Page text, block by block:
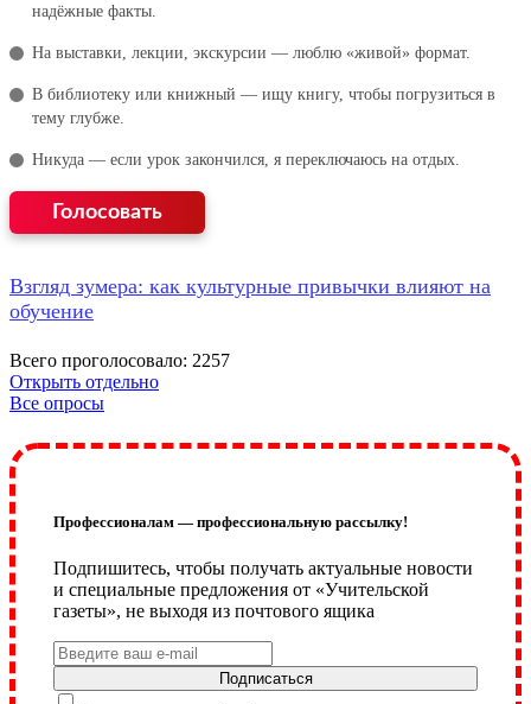
надёжные факты.
На выставки, лекции, экскурсии — люблю «живой» формат.
В библиотеку или книжный — ищу книгу, чтобы погрузиться в
тему глубже.
Никуда — если урок закончился, я переключаюсь на отдых.
Взгляд зумера: как культурные привычки влияют на
обучение
Всего проголосовало: 2257
Открыть отдельно
Все опросы
Профессионалам — профессиональную рассылку!
Подпишитесь, чтобы получать актуальные новости
и специальные предложения от «Учительской
газеты», не выходя из почтового ящика
Подписаться